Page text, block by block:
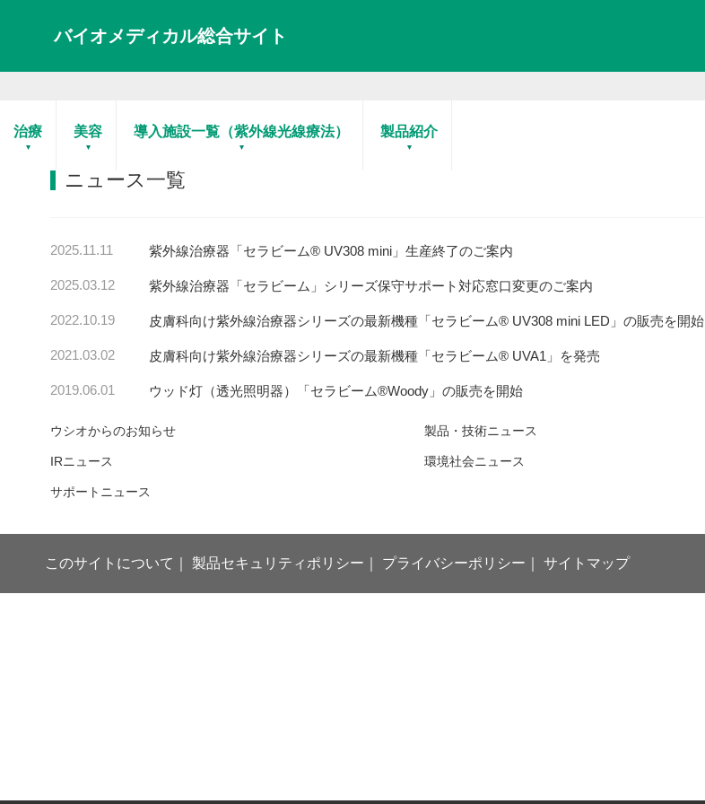
バイオメディカル総合サイト
治療 美容 導入施設一覧（紫外線光線療法） 製品紹介
ニュース一覧
2025.11.11 紫外線治療器「セラビーム® UV308 mini」生産終了のご案内
2025.03.12 紫外線治療器「セラビーム」シリーズ保守サポート対応窓口変更のご案内
2022.10.19 皮膚科向け紫外線治療器シリーズの最新機種「セラビーム® UV308 mini LED」の販売を開始
2021.03.02 皮膚科向け紫外線治療器シリーズの最新機種「セラビーム® UVA1」を発売
2019.06.01 ウッド灯（透光照明器）「セラビーム®Woody」の販売を開始
ウシオからのお知らせ 製品・技術ニュース
IRニュース 環境社会ニュース
サポートニュース
このサイトについて 製品セキュリティポリシー プライバシーポリシー サイトマップ